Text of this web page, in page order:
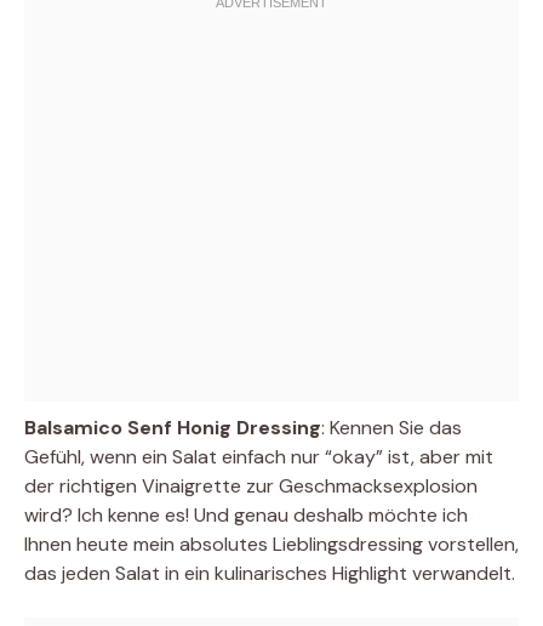
Balsamico Senf Honig Dressing: Kennen Sie das
Gefühl, wenn ein Salat einfach nur “okay” ist, aber mit
der richtigen Vinaigrette zur Geschmacksexplosion
wird? Ich kenne es! Und genau deshalb möchte ich
Ihnen heute mein absolutes Lieblingsdressing vorstellen,
das jeden Salat in ein kulinarisches Highlight verwandelt.